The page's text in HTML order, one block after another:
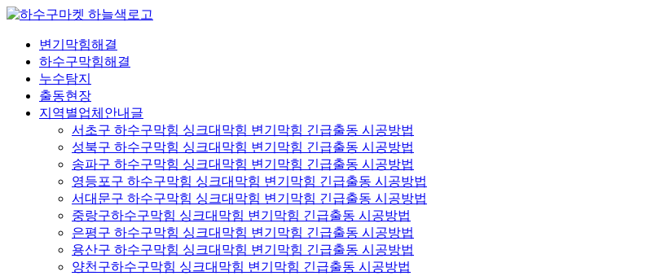
콘
변기막힘해결
하수구막힘해결
누수탐지
출동현장
지역별업체안내글
서초구 하수구막힘 싱크대막힘 변기막힘 긴급출동 시공방법
성북구 하수구막힘 싱크대막힘 변기막힘 긴급출동 시공방법
송파구 하수구막힘 싱크대막힘 변기막힘 긴급출동 시공방법
영등포구 하수구막힘 싱크대막힘 변기막힘 긴급출동 시공방법
서대문구 하수구막힘 싱크대막힘 변기막힘 긴급출동 시공방법
중랑구하수구막힘 싱크대막힘 변기막힘 긴급출동 시공방법
은평구 하수구막힘 싱크대막힘 변기막힘 긴급출동 시공방법
용산구 하수구막힘 싱크대막힘 변기막힘 긴급출동 시공방법
양천구하수구막힘 싱크대막힘 변기막힘 긴급출동 시공방법